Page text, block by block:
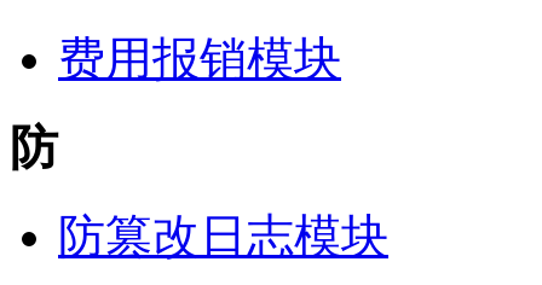
费用报销模块
防
防篡改日志模块